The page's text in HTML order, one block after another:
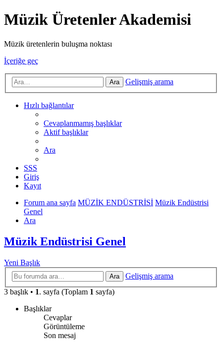
Müzik Üretenler Akademisi
Müzik üretenlerin buluşma noktası
İçeriğe geç
Ara Gelişmiş arama
Hızlı bağlantılar
Cevaplanmamış başlıklar
Aktif başlıklar
Ara
SSS
Giriş
Kayıt
Forum ana sayfa MÜZİK ENDÜSTRİSİ Müzik Endüstrisi
Genel
Ara
Müzik Endüstrisi Genel
Yeni Başlık
Ara
Gelişmiş arama
3 başlık • 1. sayfa (Toplam 1 sayfa)
Başlıklar
Cevaplar
Görüntüleme
Son mesaj